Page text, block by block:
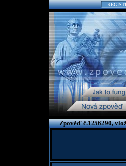
Zpověď č.1256290,